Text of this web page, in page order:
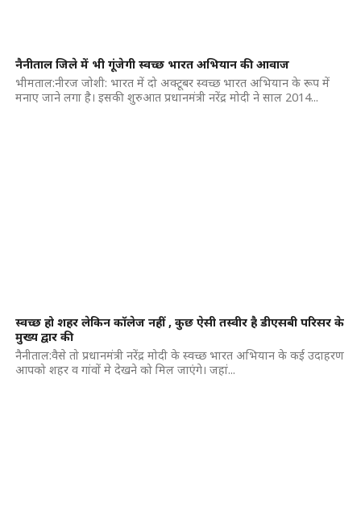
नैनीताल जिले में भी गूंजेगी स्वच्छ भारत अभियान की आवाज
भीमताल:नीरज जोशी: भारत में दो अक्टूबर स्वच्छ भारत अभियान के रूप में
मनाए जाने लगा है। इसकी शुरुआत प्रधानमंत्री नरेंद्र मोदी ने साल 2014...
स्वच्छ हो शहर लेकिन कॉलेज नहीं , कुछ ऐसी तस्वीर है डीएसबी परिसर के
मुख्य द्वार की
नैनीताल:वैसे तो प्रधानमंत्री नरेंद्र मोदी के स्वच्छ भारत अभियान के कई उदाहरण
आपको शहर व गांवों मे देखने को मिल जाएंगे। जहां...